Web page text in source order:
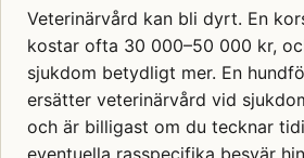
Veterinärvård kan bli dyrt. En
kostar ofta 30 000–50 000 kr,
sjukdom betydligt mer. En
ersätter veterinärvård vid
och är billigast om du tecknar